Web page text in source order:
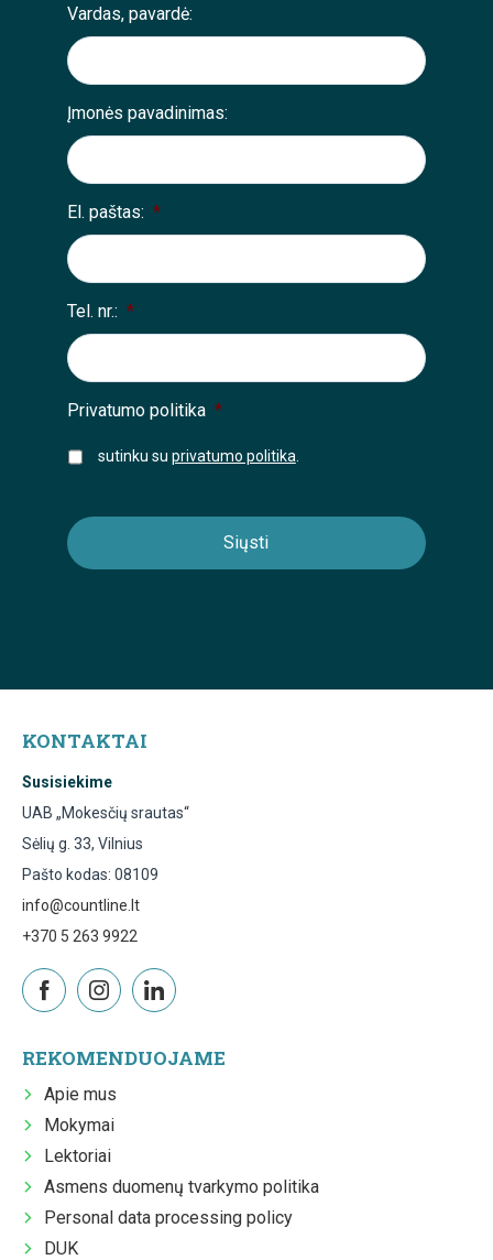
Vardas, pavardė:
Įmonės pavadinimas:
El. paštas: *
Tel. nr.: *
Privatumo politika *
sutinku su privatumo politika
KONTAKTAI
Susisiekime
UAB „Mokesčių srautas“
Sėlių g. 33, Vilnius
Pašto kodas: 08109
info@countline.lt
+370 5 263 9922
REKOMENDUOJAME
Apie mus
Mokymai
Lektoriai
Asmens duomenų tvarkymo politika
Personal data processing policy
DUK